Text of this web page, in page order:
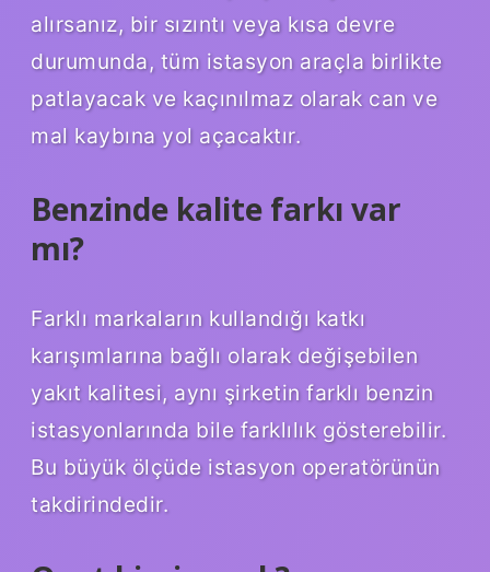
alırsanız, bir sızıntı veya kısa devre
durumunda, tüm istasyon araçla birlikte
patlayacak ve kaçınılmaz olarak can ve
mal kaybına yol açacaktır.
Benzinde kalite farkı var
mı?
Farklı markaların kullandığı katkı
karışımlarına bağlı olarak değişebilen
yakıt kalitesi, aynı şirketin farklı benzin
istasyonlarında bile farklılık gösterebilir.
Bu büyük ölçüde istasyon operatörünün
takdirindedir.